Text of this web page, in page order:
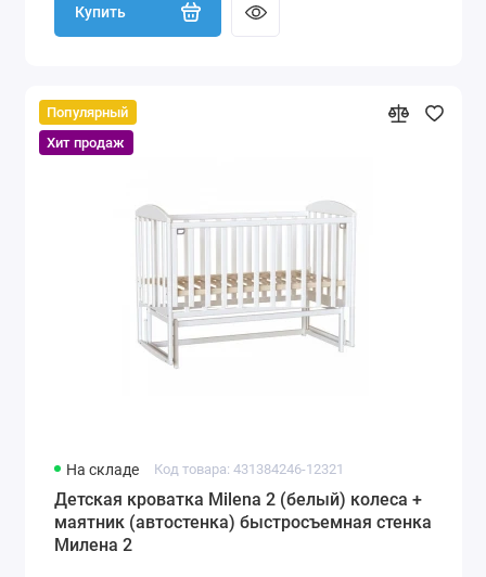
Купить
Популярный
Хит продаж
На складе Код товара: 431384246-12321
Детская кроватка Milena 2 (белый) колеса +
маятник (автостенка) быстросъемная стенка
Милена 2